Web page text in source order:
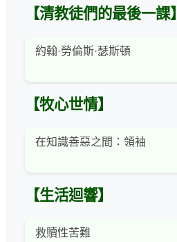
【清教徒們的最後一課】
約翰·勞倫斯·瑟斯頓
【牧心世情】
在知識善惡之間：領袖
【生活迴響】
救贖性苦難